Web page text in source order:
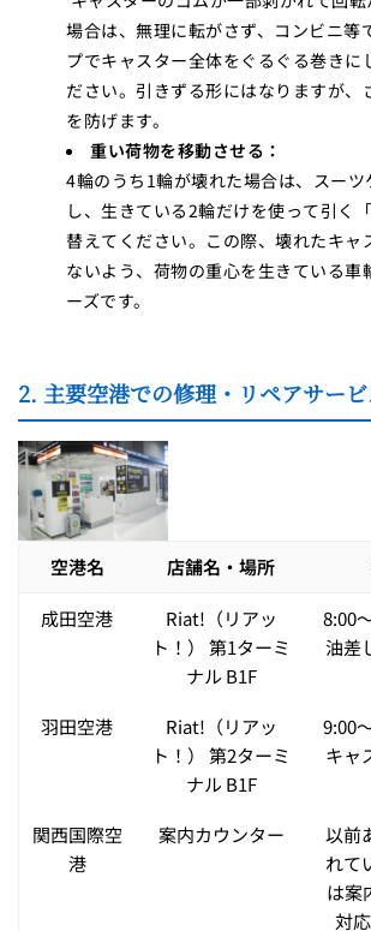
場合は、無理に転がさず、コンビニ等
プでキャスター全体をぐるぐる巻きに
ださい。引きずる形にはなりますが、
を防げます。
重い荷物を移動させる：
4輪のうち1輪が壊れた場合は、スーツ
し、生きている2輪だけを使って引く
替えてください。この際、壊れたキャ
ないよう、荷物の重心を生きている車
ーズです。
2. 主要空港での修理・リペアサー
空港名 店舗名・場所
成田空港
Riat!（リアッ
ト！） 第1ターミ
ナル B1F
8:00
油差
羽田空港
Riat!（リアッ
ト！） 第2ターミ
ナル B1F
9:00
キャ
関西国際空
港
案内カウンター
以前
れて
は案
対